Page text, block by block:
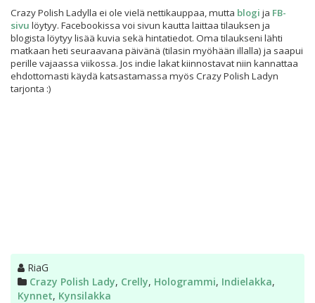
Crazy Polish Ladylla ei ole vielä nettikauppaa, mutta blogi ja FB-
sivu löytyy. Facebookissa voi sivun kautta laittaa tilauksen ja
blogista löytyy lisää kuvia sekä hintatiedot. Oma tilaukseni lähti
matkaan heti seuraavana päivänä (tilasin myöhään illalla) ja saapui
perille vajaassa viikossa. Jos indie lakat kiinnostavat niin kannattaa
ehdottomasti käydä katsastamassa myös Crazy Polish Ladyn
tarjonta :)
Kirjoittaja
RiaG
Kategoriat
Crazy Polish Lady, Crelly, Hologrammi, Indielakka,
Kynnet, Kynsilakka